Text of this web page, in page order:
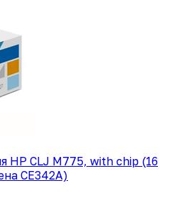
HP CLJ M775, with chip (16
CE342A)